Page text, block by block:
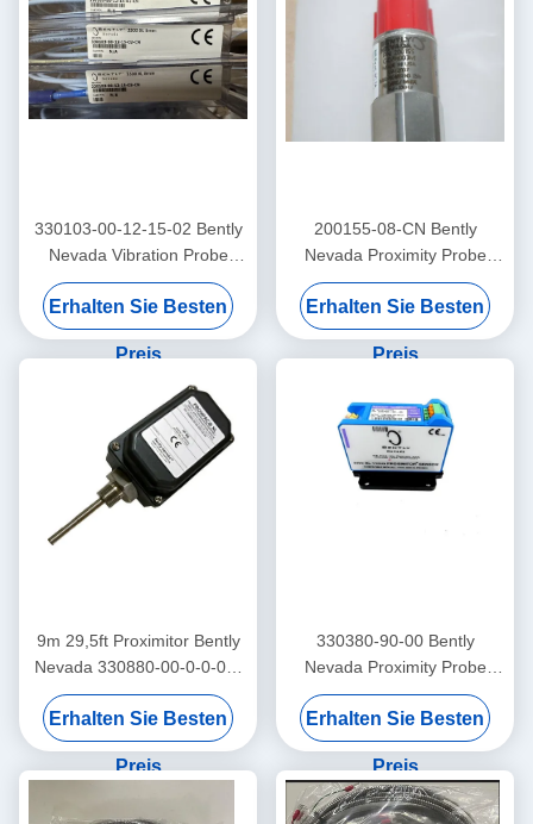
330103-00-12-15-02 Bently
Nevada Vibration Probe
3300 Xl Proximitor Sensor
Erhalten Sie Besten
Preis
200155-08-CN Bently
Nevada Proximity Probe
Niedrigfrequenz
Trendmaster Pro
Beschleuniger
Erhalten Sie Besten
Preis
9m 29,5ft Proximitor Bently
Nevada 330880-00-0-0-03-
02 PROXPAC
Näherungsumwandlermontage
Erhalten Sie Besten
Preis
330380-90-00 Bently
Nevada Proximity Probe
3300 XL Hochtemperatur-
Proximitor Sensor
Erhalten Sie Besten
Preis